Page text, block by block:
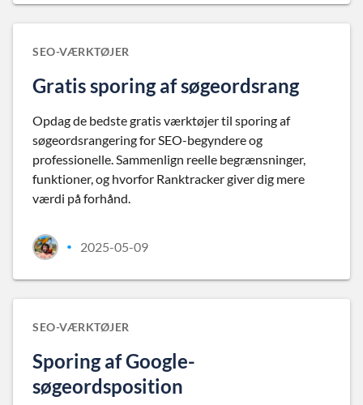
SEO-VÆRKTØJER
Gratis sporing af søgeordsrang
Opdag de bedste gratis værktøjer til sporing af
søgeordsrangering for SEO-begyndere og
professionelle. Sammenlign reelle begrænsninger,
funktioner, og hvorfor Ranktracker giver dig mere
værdi på forhånd.
• 2025-05-09
SEO-VÆRKTØJER
Sporing af Google-
søgeordsposition